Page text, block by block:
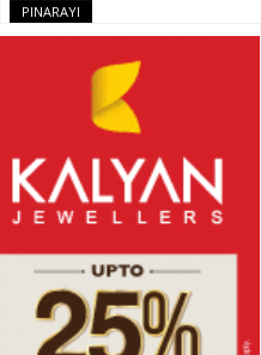
PINARAYI